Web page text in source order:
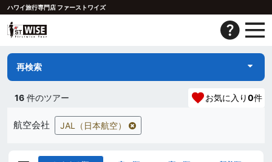
ハワイ旅行専門店 ファーストワイズ
再検索
16 件のツアー お気に入り0件
航空会社 JAL（日本航空）